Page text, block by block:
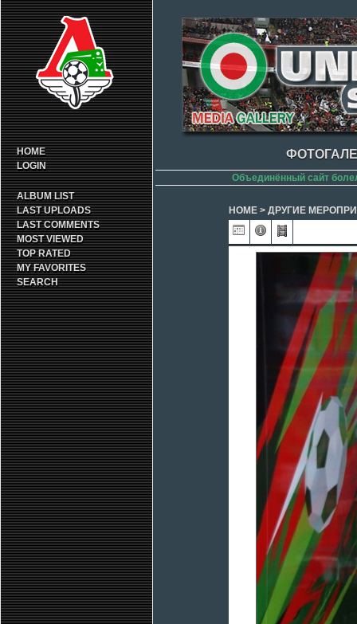
HOME
LOGIN
ALBUM LIST
LAST UPLOADS
LAST COMMENTS
MOST VIEWED
TOP RATED
MY FAVORITES
SEARCH
Объединённый сайт
HOME> ДРУГИЕ